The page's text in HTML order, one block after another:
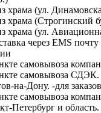
храма (ул.
храма (Строгинский
храма (ул.
через EMS почту
самовывоза
самовывоза
на-Дону. -для
самовывоза
Петербург и область.